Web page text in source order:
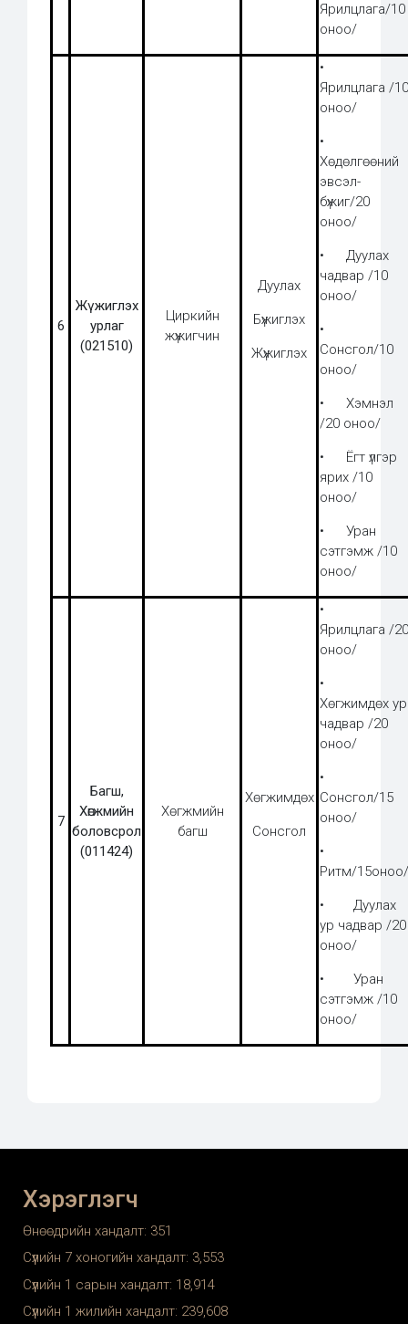
Ярилцлага/10
оноо/
6
Жүжиглэх
урлаг
(021510)
Циркийн
жүжигчин
Дуулах
Бүжиглэх
Жүжиглэх
•
Ярилцлага /10
оноо/
•
Хөдөлгөөний
эвсэл-
бүжиг/20
оноо/
• Дуулах
чадвар /10
оноо/
•
Сонсгол/10
оноо/
• Хэмнэл
/20 оноо/
• Ёгт үлгэр
ярих /10
оноо/
• Уран
сэтгэмж /10
оноо/
7
Багш,
Хөгжмийн
боловсрол
(011424)
Хөгжмийн
багш
Хөгжимдөх
Сонсгол
•
Ярилцлага /20
оноо/
•
Хөгжимдөх ур
чадвар /20
оноо/
•
Сонсгол/15
оноо/
•
Ритм/15оноо/
• Дуулах
ур чадвар /20
оноо/
• Уран
сэтгэмж /10
оноо/
Хэрэглэгч
Өнөөдрийн хандалт: 351
Сүүлийн 7 хоногийн хандалт: 3,553
Сүүлийн 1 сарын хандалт: 18,914
Сүүлийн 1 жилийн хандалт: 239,608